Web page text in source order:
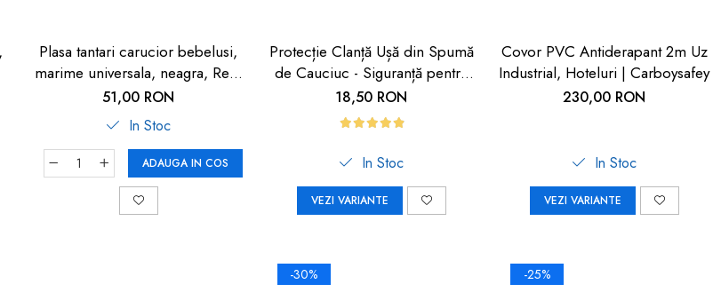
Plasa tantari carucior bebelusi,
marime universala, neagra, Reer
BiteSafe
51,00 RON
In Stoc
ADAUGA IN COS
Protecție Clanță Ușă din Spumă
de Cauciuc - Siguranță pentru
Copii | Car Boy Safety
18,50 RON
In Stoc
VEZI VARIANTE
Covor PVC Antiderapant 2m Uz
Industrial, Hoteluri | Carboysafey
230,00 RON
In Stoc
VEZI VARIANTE
-30% -25%